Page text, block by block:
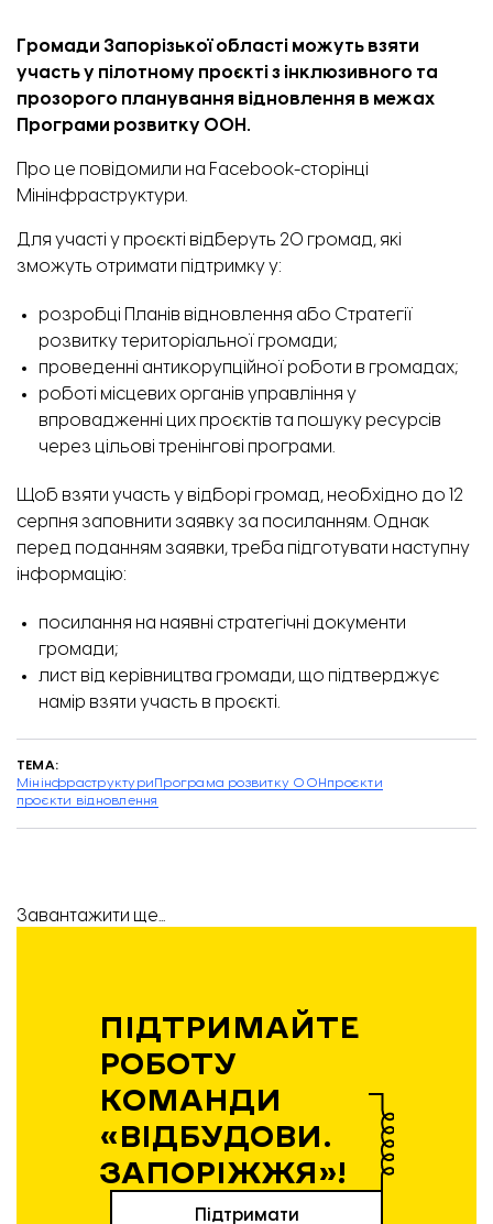
Громади Запорізької області можуть взяти
участь у пілотному проєкті з інклюзивного та
прозорого планування відновлення в межах
Програми розвитку ООН.
Про це повідомили на Facebook-сторінці
Мінінфраструктури.
Для участі у проєкті відберуть 20 громад, які
зможуть отримати підтримку у:
розробці Планів відновлення або Стратегії
розвитку територіальної громади;
проведенні антикорупційної роботи в громадах;
роботі місцевих органів управління у
впровадженні цих проєктів та пошуку ресурсів
через цільові тренінгові програми.
Щоб взяти участь у відборі громад, необхідно до 12
серпня заповнити заявку за посиланням. Однак
перед поданням заявки, треба підготувати наступну
інформацію:
посилання на наявні стратегічні документи
громади;
лист від керівництва громади, що підтверджує
намір взяти участь в проєкті.
ТЕМА:
МінінфраструктуриПрограма розвитку ООНпроєкти
проєкти відновлення
Завантажити ще...
ПІДТРИМАЙТЕ
РОБОТУ
КОМАНДИ
«ВІДБУДОВИ.
ЗАПОРІЖЖЯ»!
Підтримати